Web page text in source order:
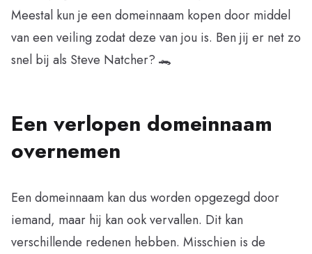
Meestal kun je een domeinnaam kopen door middel
van een veiling zodat deze van jou is. Ben jij er net zo
snel bij als Steve Natcher? 🐊
Een verlopen domeinnaam
overnemen
Een domeinnaam kan dus worden opgezegd door
iemand, maar hij kan ook vervallen. Dit kan
verschillende redenen hebben. Misschien is de